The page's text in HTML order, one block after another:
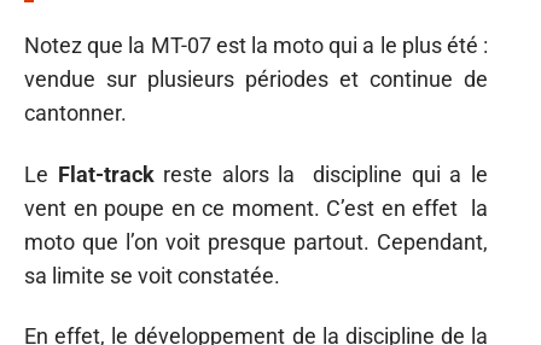
Notez que la MT-07 est la moto qui a le plus été :
vendue sur plusieurs périodes et continue de
cantonner.
Le Flat-trackreste alors la discipline qui a le
vent en poupe en ce moment. C’est en effet la
moto que l’on voit presque partout. Cependant,
sa limite se voit constatée.
En effet, le développement de la discipline de la